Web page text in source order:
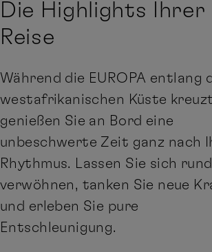
Die Highlights Ihrer
Reise
Während die EUROPA entlang
westafrikanischen Küste
genießen Sie an Bord eine
unbeschwerte Zeit ganz nach
Rhythmus. Lassen Sie sich
verwöhnen, tanken Sie neue
und erleben Sie pure
Entschleunigung.